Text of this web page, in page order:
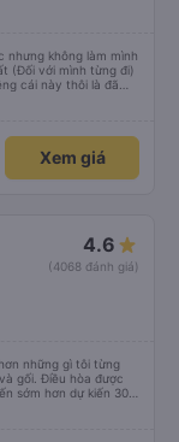
nhưng không làm mình
(Đối với mình từng đi)
cái này thôi là đã
chứ không có
Xem giá
4.6
(4068 đánh giá)
những gì tôi từng
gối. Điều hòa được
sớm hơn dự kiến 30
Không quá nhiều